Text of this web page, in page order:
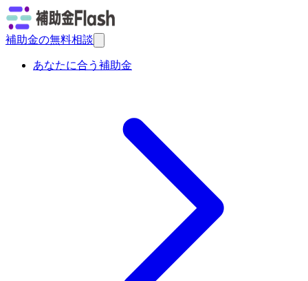
補助金の無料相談
あなたに合う補助金